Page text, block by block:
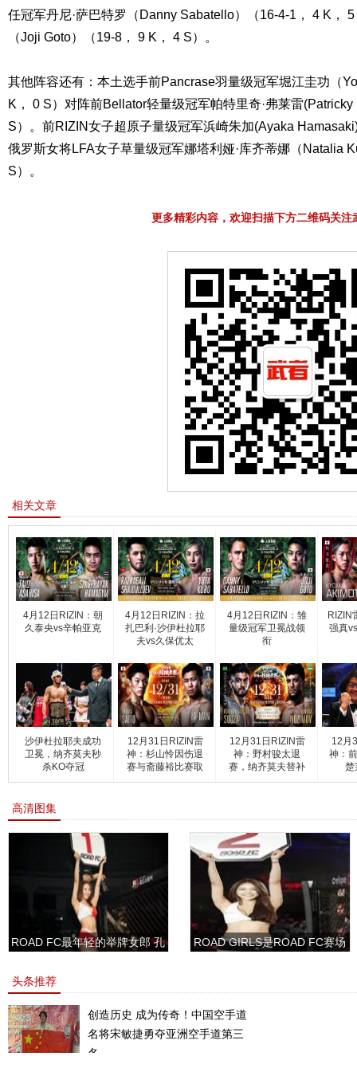
任冠军丹尼·萨巴特罗（Danny Sabatello）（16-4-1， 4 K，
（Joji Goto）（19-8， 9 K， 4 S）。
其他阵容还有：本土选手前Pancrase羽量级冠军堀江圭功（
K， 0 S）对阵前Bellator轻量级冠军帕特里奇·弗莱雷
S）。前RIZIN女子超原子量级冠军浜崎朱加(Ayaka
俄罗斯女将LFA女子草量级冠军娜塔利娅·库齐蒂娜（Natalia
S）。
更多精彩内容，欢迎扫描下方二维码关注
相关文章
4月12日RIZIN：朝
久泰央vs辛帕亚克
4月12日RIZIN：拉
扎巴利·沙伊杜拉耶
夫vs久保优太
4月12日RIZIN：雏
量级冠军卫冕战领
衔
RIZIN
强真
沙伊杜拉耶夫成功
卫冕，纳齐莫夫秒
杀KO夺冠
12月31日RIZIN雷
神：杉山怜因伤退
赛与斋藤裕比赛取
消
12月31日RIZIN雷
神：野村骏太退
赛，纳齐莫夫替补
挑战索
12月
神：
楚
高清图集
ROAD FC最年轻的举牌女郎 孔
ROAD GIRLS是ROAD FC赛场
头条推荐
创造历史 成为传奇！中国空手道
名将宋敏捷勇夺亚洲空手道第三
名。